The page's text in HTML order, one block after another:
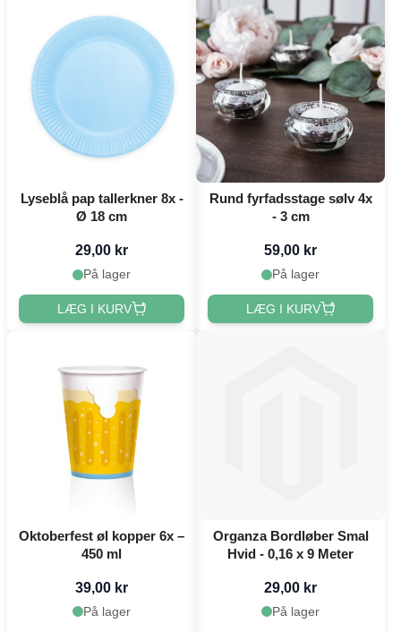
Lyseblå pap tallerkner 8x -
Ø 18 cm
29,00 kr
På lager
LÆG I KURV
Rund fyrfadsstage sølv 4x
- 3 cm
59,00 kr
På lager
LÆG I KURV
Oktoberfest øl kopper 6x –
450 ml
39,00 kr
På lager
Organza Bordløber Smal
Hvid - 0,16 x 9 Meter
29,00 kr
På lager